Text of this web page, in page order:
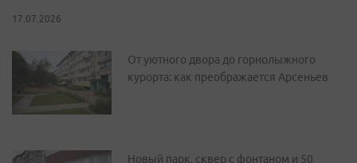
17.07.2026
От уютного двора до горнолыжного
курорта: как преображается Арсеньев
Новый парк, сквер с фонтаном и 50